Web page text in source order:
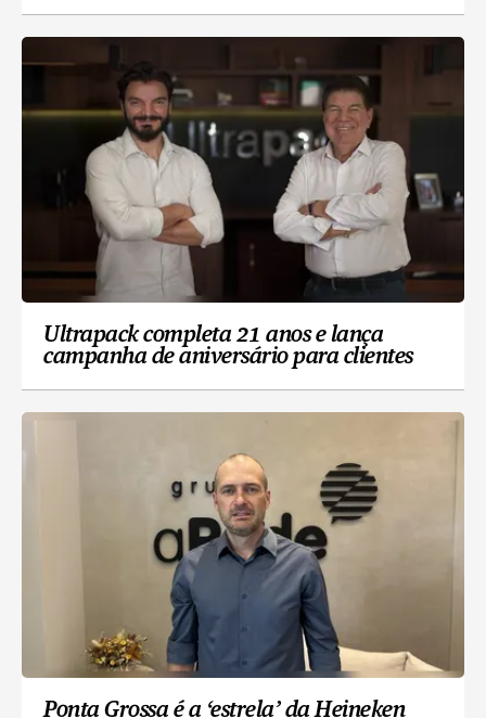
Ultrapack completa 21 anos e lança
campanha de aniversário para clientes
Ponta Grossa é a ‘estrela’ da Heineken